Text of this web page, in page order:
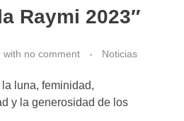
Raymi 2023″
with no comment Noticias
luna, feminidad,
y la generosidad de los